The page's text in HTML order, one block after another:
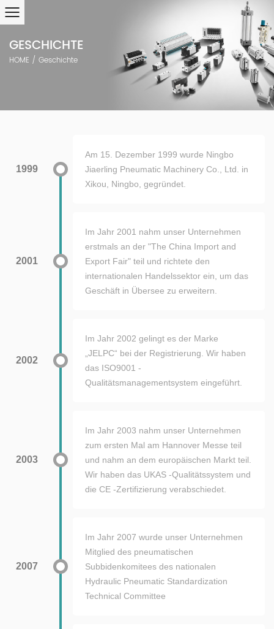
GESCHICHTE
HOME / Geschichte
1999
Am 15. Dezember 1999 wurde Ningbo
Jiaerling Pneumatic Machinery Co., Ltd. in
Xikou, Ningbo, gegründet.
2001
Im Jahr 2001 nahm unser Unternehmen
erstmals an der "The China Import and
Export Fair" teil und richtete den
internationalen Handelssektor ein, um das
Geschäft in Übersee zu erweitern.
2002
Im Jahr 2002 gelingt es der Marke
„JELPC“ bei der Registrierung. Wir haben
das ISO9001 -
Qualitätsmanagementsystem eingeführt.
2003
Im Jahr 2003 nahm unser Unternehmen
zum ersten Mal am Hannover Messe teil
und nahm an dem europäischen Markt teil.
Wir haben das UKAS -Qualitätssystem und
die CE -Zertifizierung verabschiedet.
2007
Im Jahr 2007 wurde unser Unternehmen
Mitglied des pneumatischen
Subbidenkomitees des nationalen
Hydraulic Pneumatic Standardization
Technical Committee